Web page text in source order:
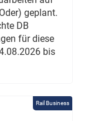
geplant.
DB
für diese
bis
Rail Business